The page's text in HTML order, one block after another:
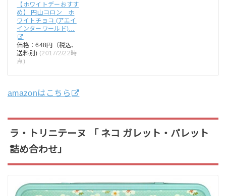
【ホワイトデーおすす
め】 円山コロン ホ
ワイトチョコ (アエイ
インターワールド)…
価格：648円（税込、
送料別) (2017/2/22時
点)
amazonはこちら
ラ・トリニテーヌ 「 ネコ ガレット・パレット
詰め合わせ」